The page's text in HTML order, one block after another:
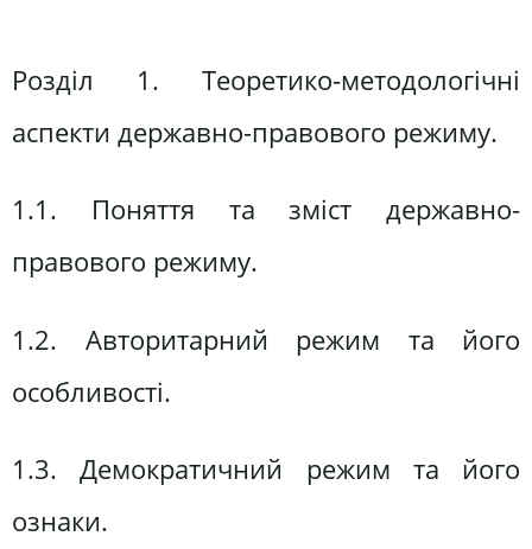
Розділ 1. Теоретико-методологічні
аспекти державно-правового режиму.
1.1. Поняття та зміст державно-
правового режиму.
1.2. Авторитарний режим та його
особливості.
1.3. Демократичний режим та його
ознаки.